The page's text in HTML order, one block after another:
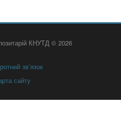
КНУТД © 2026
зв’язок
сайту